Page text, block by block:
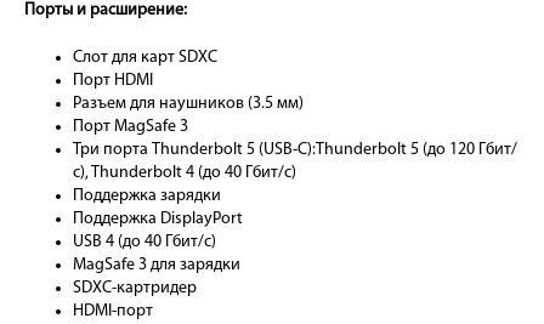
Порты и расширение:
Слот для карт SDXC
Порт HDMI
Разъем для наушников (3.5 мм)
Порт MagSafe 3
Три порта Thunderbolt 5 (USB-C):Thunderbolt 5 (до 120 Гбит/
с), Thunderbolt 4 (до 40 Гбит/с)
Поддержка зарядки
Поддержка DisplayPort
USB 4 (до 40 Гбит/с)
MagSafe 3 для зарядки
SDXC-картридер
HDMI-порт